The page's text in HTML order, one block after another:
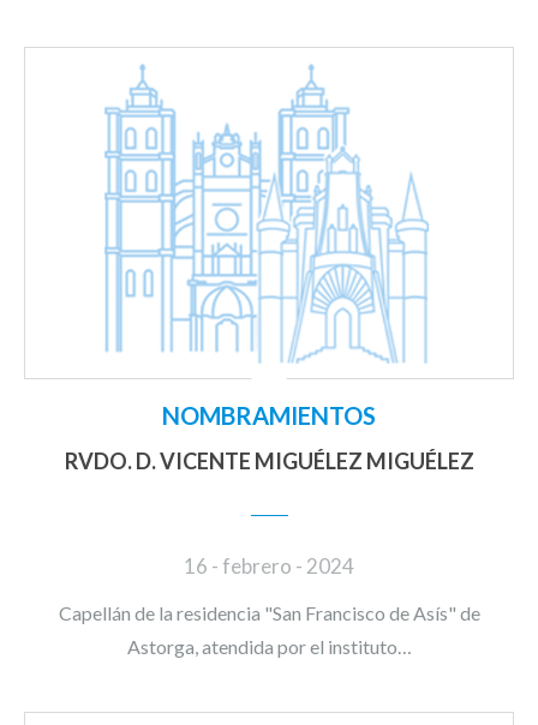
NOMBRAMIENTOS
RVDO. D. VICENTE MIGUÉLEZ MIGUÉLEZ
16 - febrero - 2024
Capellán de la residencia "San Francisco de Asís" de
Astorga, atendida por el instituto…